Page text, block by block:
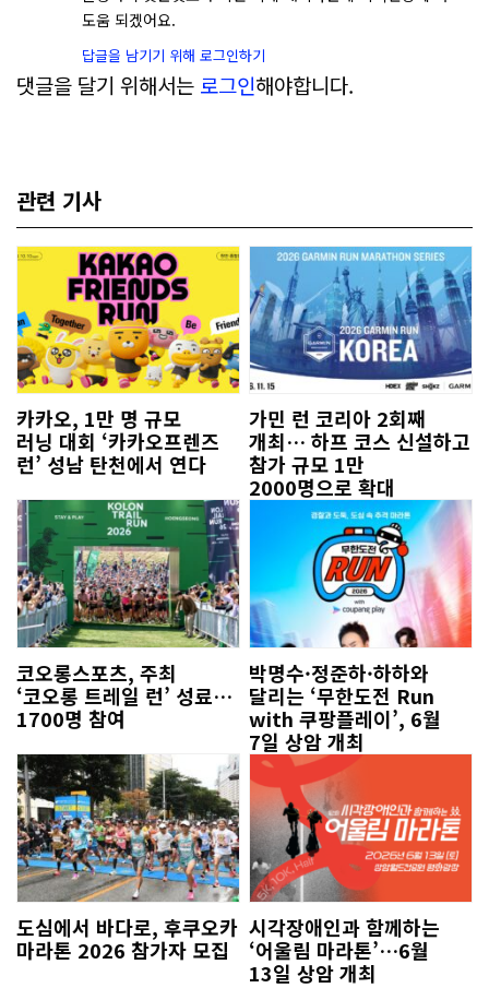
도움 되겠어요.
답글을 남기기 위해 로그인하기
댓글을 달기 위해서는 로그인해야합니다.
관련 기사
카카오, 1만 명 규모
러닝 대회 ‘카카오프렌즈
런’ 성남 탄천에서 연다
가민 런 코리아 2회째
개최… 하프 코스 신설하고
참가 규모 1만
2000명으로 확대
코오롱스포츠, 주최
‘코오롱 트레일 런’ 성료…
1700명 참여
박명수·정준하·하하와
달리는 ‘무한도전 Run
with 쿠팡플레이’, 6월
7일 상암 개최
도심에서 바다로, 후쿠오카
마라톤 2026 참가자 모집
시각장애인과 함께하는
‘어울림 마라톤’…6월
13일 상암 개최